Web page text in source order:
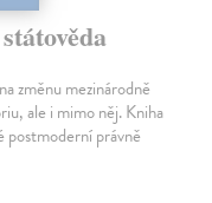
změnu mezinárodně
ale i mimo něj. Kniha
právně